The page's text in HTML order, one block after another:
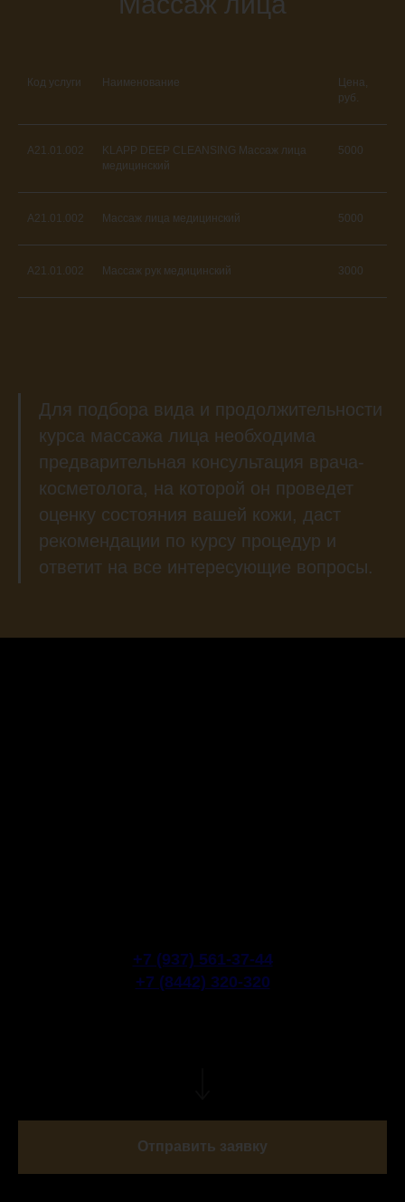
Код услуги Наименование
Цена,
руб.
A21.01.002
KLAPP DEEP CLEANSING Массаж лица
медицинский
5000
A21.01.002 Массаж лица медицинский 5000
A21.01.002 Массаж рук медицинский 3000
Для подбора вида и продолжительности
курса массажа лица необходима
предварительная консультация врача-
косметолога, на которой он проведет
оценку состояния вашей кожи, даст
рекомендации по курсу процедур и
ответит на все интересующие вопросы.
+7 (937) 561-37-44
+7 (8442) 320-320
Отправить заявку